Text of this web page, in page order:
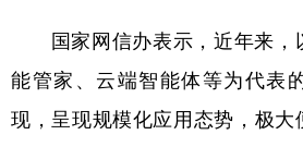
彩票 娱乐 时
国家网信办表示，近年来，
能管家、云端智能体等为代表
现，呈现规模化应用态势，极大